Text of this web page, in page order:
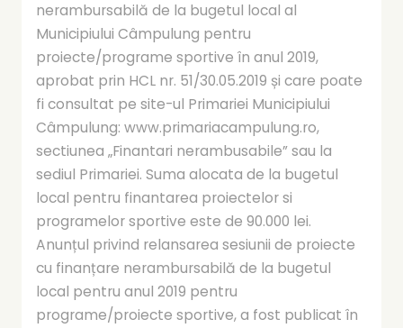
nerambursabilă de la bugetul local al
Municipiului Câmpulung pentru
proiecte/programe sportive în anul 2019,
aprobat prin HCL nr. 51/30.05.2019 și care poate
fi consultat pe site-ul Primariei Municipiului
Câmpulung: www.primariacampulung.ro,
sectiunea „Finantari nerambusabile” sau la
sediul Primariei. Suma alocata de la bugetul
local pentru finantarea proiectelor si
programelor sportive este de 90.000 lei.
Anunțul privind relansarea sesiunii de proiecte
cu finanțare nerambursabilă de la bugetul
local pentru anul 2019 pentru
programe/proiecte sportive, a fost publicat în